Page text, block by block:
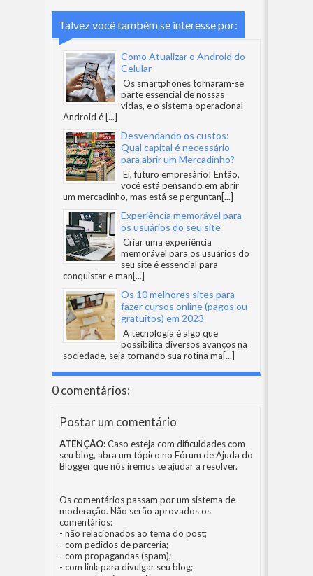
Talvez você também se interesse por:
Como Atualizar o Android do
Celular
Os smartphones tornaram-se
parte essencial de nossas
vidas, e o sistema operacional
Android é [...]
Desvendando os custos:
Qual capital é necessário
para abrir um Mercadinho?
Ei, futuro empresário! Então,
você está pensando em abrir
um mercadinho, mas está se perguntan[...]
Experiência memorável para
os usuários do seu site
Criar uma experiência
memorável para os usuários do
seu site é essencial para
conquistar e man[...]
Os 10 melhores sites para
fazer cursos online (pagos ou
gratuitos) em 2023
A tecnologia é algo que
possibilita diversos avanços na
sociedade, seja tornando sua rotina ma[...]
0 comentários:
Postar um comentário
ATENÇÃO:Caso esteja com dificuldades com
seu blog, abra um tópico no Fórum de Ajuda do
Bloggerque nós iremos te ajudar a resolver.
Os comentários passam por um sistema de
moderação. Não serão aprovados os
comentários:
- não relacionados ao tema do post;
- com pedidos de parceria;
- com propagandas (spam);
- com link para divulgar seu blog;